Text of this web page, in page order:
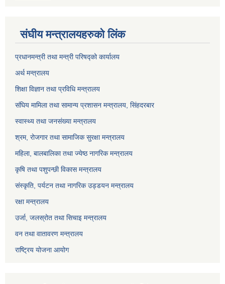
संघीय मन्त्रालयहरुको लिंक
प्रधानमन्त्री तथा मन्त्री परिषद्को कार्यालय
अर्थ मन्त्रालय
शिक्षा विज्ञान तथा प्रविधि मन्त्रालय
संघिय मामिला तथा सामान्य प्रशासन मन्त्रालय, सिंहदरबार
स्वास्थ्य तथा जनसंख्या मन्त्रालय
श्रम, रोजगार तथा सामाजिक सुरक्षा मन्त्रालय
महिला, बालबालिका तथा ज्येष्ठ नागरिक मन्त्रालय
कृषि तथा पशुपन्छी विकास मन्त्रालय
संस्कृति, पर्यटन तथा नागरिक उड्डयन मन्त्रालय
रक्षा मन्त्रालय
उर्जा, जलस्रोत तथा सिचाइ मन्त्रालय
वन तथा वातावरण मन्त्रालय
राष्ट्रिय योजना आयोग